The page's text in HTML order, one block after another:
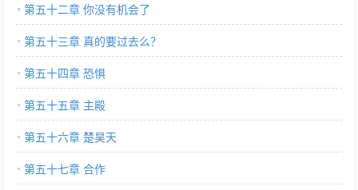
第五十二章 你没有机会了
第五十三章 真的要过去么？
第五十四章 恐惧
第五十五章 主殿
第五十六章 楚昊天
第五十七章 合作